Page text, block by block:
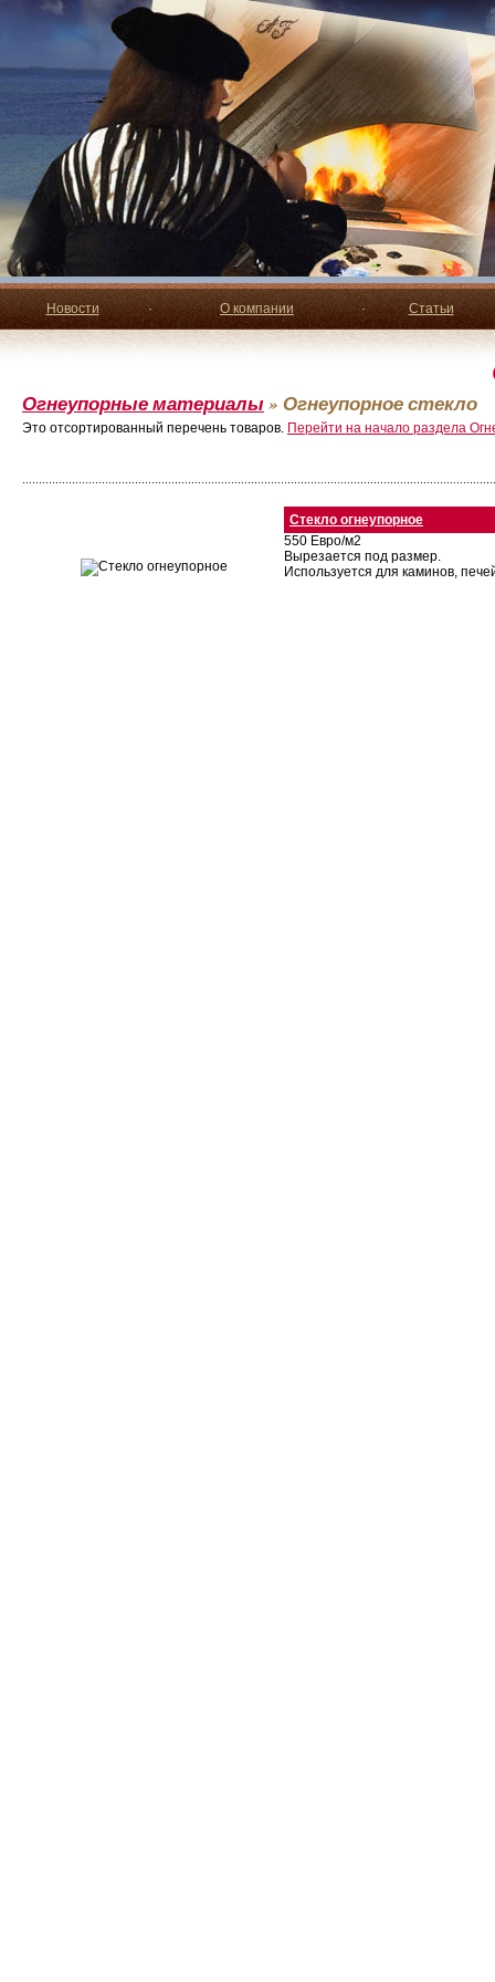
Новости · О компании · Статьи
Огнеупорные материалы» Огнеупорное стекло
Это отсортированный перечень товаров. Перейти на начало раздела
Стекло огнеупорное
550 Евро/м2
Вырезается под размер.
Используется для каминов,